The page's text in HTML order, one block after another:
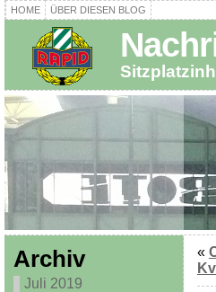
HOME ÜBER DIESEN BLOG
Archiv
Juli 2019
«